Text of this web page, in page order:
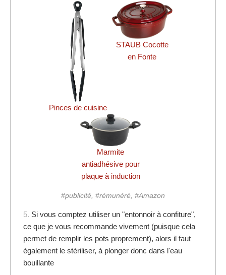
Pinces de cuisine
STAUB Cocotte
en Fonte
Marmite
antiadhésive pour
plaque à induction
#publicité, #rémunéré, #Amazon
5. Si vous comptez utiliser un "entonnoir à confiture",
ce que je vous recommande vivement (puisque cela
permet de remplir les pots proprement), alors il faut
également le stériliser, à plonger donc dans l'eau
bouillante